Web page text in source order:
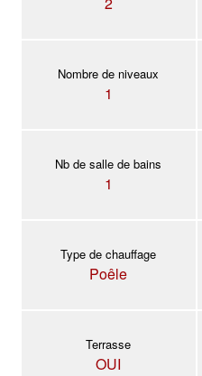
Nombre de niveaux
1
Nb de salle de bains
1
Type de chauffage
Poêle
Terrasse
OUI